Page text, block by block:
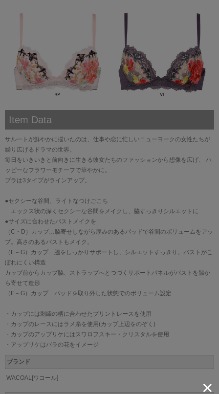
Item Data
サルートが鮮やかに描いたのは、仕事や恋に忙しいニューヨークの女性たちが
繰り広げるドラマの世界。
毎日をいきいきと前向きに生きる彼女たちのファッションから想像を広げ、 ハ
ッピーなフラワーモチーフで華やかに。
ブラは3タイプがラインアップ。
●セクシーな谷間、ライトなつけごこち
エックス状の深くセクシーな谷間をメイクし、脇すっきりシルエットに
●サイズに合わせたバストメイクを
（C・D）カップ…脇寄せしながら厚みのあるパッドで谷間のボリュームをアッ
プ。高さのあるバストもメイク。
（E～G）カップ…脇をしっかりサポートし、シルエットすっきり。バストがこ
ぼれにくい構造
カップ前からカップ脇、ストラップへとつづくサポートパネルがバストを脇か
ら寄せて造形
（E～G）カップ…パッドを取り外した状態でのボリューム設定
・カップには刺繍の柄に合わせたプリントレースを使用
・カップのレースにはラメ糸を使用(カップ上辺をのぞく)
・カップのアップリケにはスワロフスキー・クリスタルを使用
・アップリケはバラの花をイメージ
ブランド
WACOAL[ワコール]